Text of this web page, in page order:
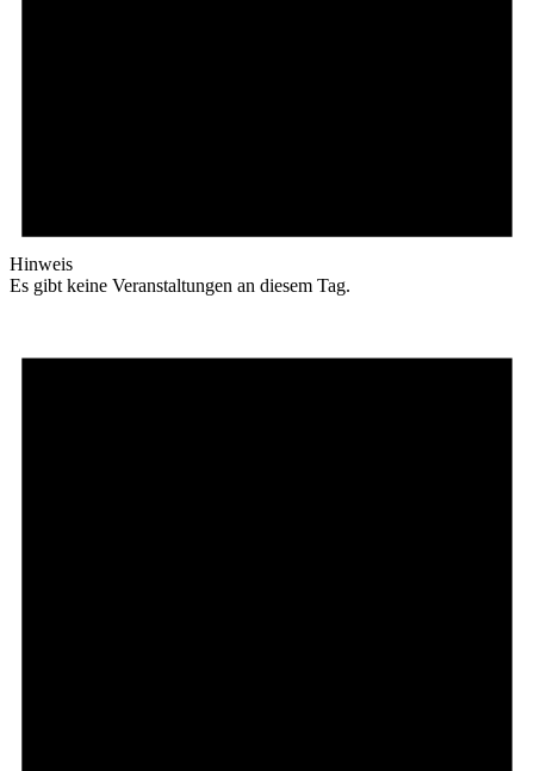
Hinweis
Es gibt keine Veranstaltungen an diesem Tag.